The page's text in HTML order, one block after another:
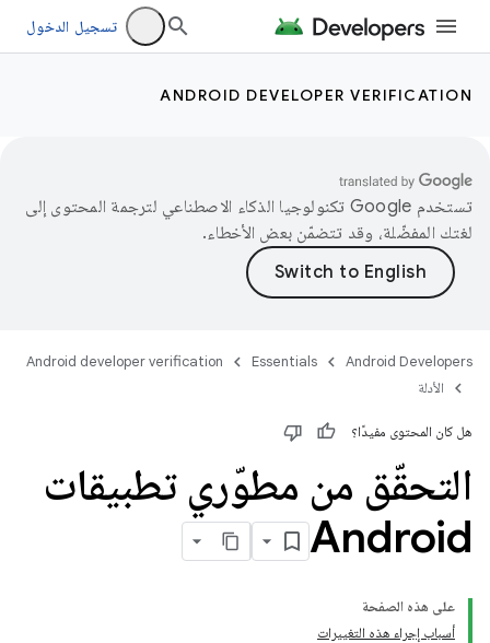
تسجيل الدخول
ANDROID DEVELOPER VERIFICATION
تستخدم Google تكنولوجيا الذكاء الاصطناعي لترجمة المحتوى إلى
لغتك المفضّلة، وقد تتضمّن بعض الأخطاء.
Android Developers
Essentials
Android developer verification
الأدلة
هل كان المحتوى مفيدًا؟
التحقّق من مطوّري تطبيقات
Android
على هذه الصفحة
أسباب إجراء هذه التغييرات